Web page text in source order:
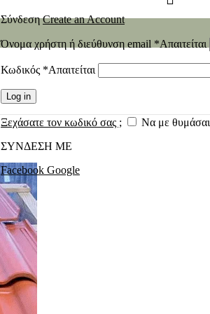
ΣύνδεσηCreate an Account
Όνομα χρήστη ή διεύθυνση email *Απαιτείται
Κωδικός *Απαιτείται
Log in
Ξεχάσατε τον κωδικό σας ;
Να με θυμάσαι
ΣΥΝΔΕΣΗ ΜΕ
Facebook Google